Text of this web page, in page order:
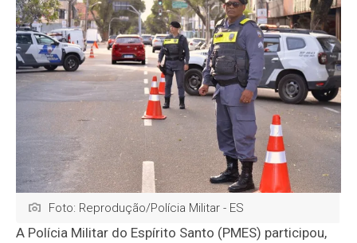
Foto: Reprodução/Polícia Militar - ES
A Polícia Militar do Espírito Santo (PMES) participou,